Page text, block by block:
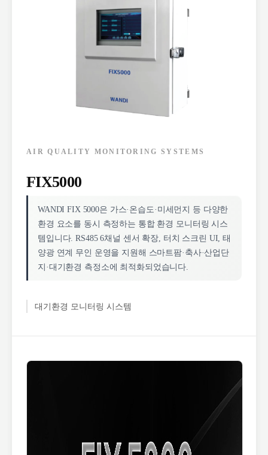
AIR QUALITY MONITORING SYSTEMS
FIX5000
WANDI FIX 5000은 가스·온습도·미세먼지 등 다양한
환경 요소를 동시 측정하는 통합 환경 모니터링 시스
템입니다. RS485 6채널 센서 확장, 터치 스크린 UI, 태
양광 연계 무인 운영을 지원해 스마트팜·축사·산업단
지·대기환경 측정소에 최적화되었습니다.
대기환경 모니터링 시스템